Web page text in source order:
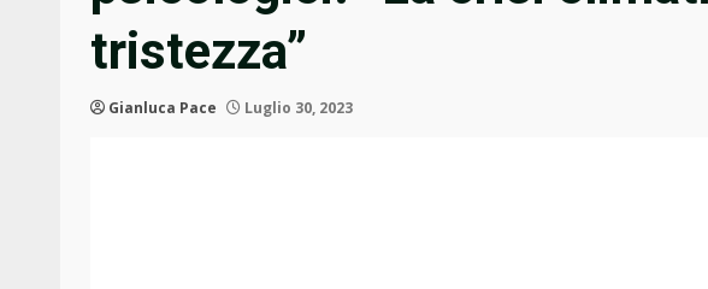
tristezza”
Gianluca Pace Luglio 30, 2023